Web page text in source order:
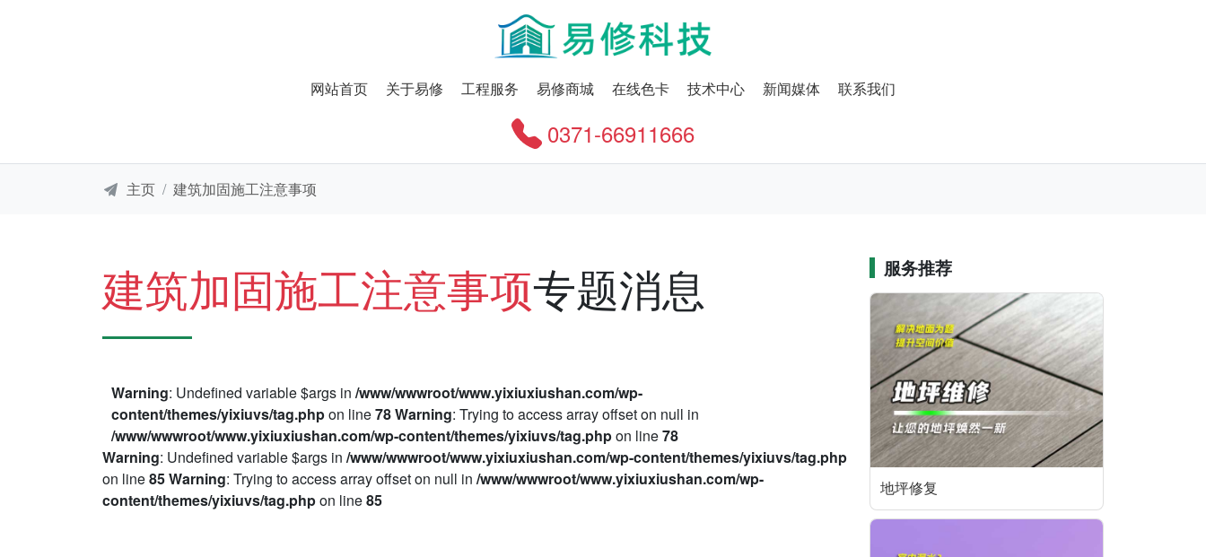
网站首页 关于易修 工程服务 易修商城 在线色卡 技术中心 新闻媒体 联系我们
0371-66911666
主页 建筑加固施工注意事项
建筑加固施工注意事项专题消息
Warning: Undefined variable $args in /www/wwwroot/www.yixiuxiushan.com/wp-
content/themes/yixiuvs/tag.phpon line78Warning: Trying to access array offset on null in
/www/wwwroot/www.yixiuxiushan.com/wp-content/themes/yixiuvs/tag.phpon line78
Warning: Undefined variable $args in /www/wwwroot/www.yixiuxiushan.com/wp-content/themes/yixiuvs/tag.php
on line85Warning: Trying to access array offset on null in /www/wwwroot/www.yixiuxiushan.com/wp-
content/themes/yixiuvs/tag.phpon line85
服务推荐
地坪修复